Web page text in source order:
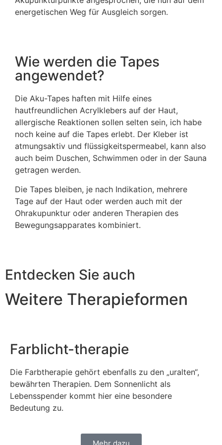
energetischen Weg für Ausgleich sorgen.
Wie werden die Tapes
angewendet?
Die Aku-Tapes haften mit Hilfe eines
hautfreundlichen Acrylklebers auf der Haut,
allergische Reaktionen sollen selten sein, ich habe
noch keine auf die Tapes erlebt. Der Kleber ist
atmungsaktiv und flüssigkeitspermeabel, kann also
auch beim Duschen, Schwimmen oder in der Sauna
getragen werden.
Die Tapes bleiben, je nach Indikation, mehrere
Tage auf der Haut oder werden auch mit der
Ohrakupunktur oder anderen Therapien des
Bewegungsapparates kombiniert.
Entdecken Sie auch
Weitere Therapieformen
Farblicht-therapie
Die Farbtherapie gehört ebenfalls zu den „uralten“,
bewährten Therapien. Dem Sonnenlicht als
Lebensspender kommt hier eine besondere
Bedeutung zu.